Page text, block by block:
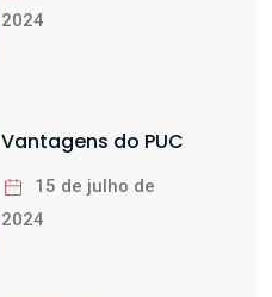
2024
Vantagens do PUC
15 de julho de
2024